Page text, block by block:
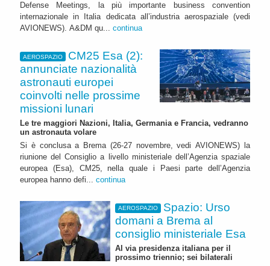
Defense Meetings, la più importante business convention
internazionale in Italia dedicata all’industria aerospaziale (vedi
AVIONEWS). A&DM qu... continua
AEROSPAZIO
CM25 Esa (2):
annunciate nazionalità
astronauti europei
coinvolti nelle prossime
missioni lunari
Le tre maggiori Nazioni, Italia, Germania e Francia, vedranno
un astronauta volare
Si è conclusa a Brema (26-27 novembre, vedi AVIONEWS) la
riunione del Consiglio a livello ministeriale dell’Agenzia spaziale
europea (Esa), CM25, nella quale i Paesi parte dell’Agenzia
europea hanno defi... continua
AEROSPAZIO
Spazio: Urso
domani a Brema al
consiglio ministeriale Esa
Al via presidenza italiana per il
prossimo triennio; sei bilaterali